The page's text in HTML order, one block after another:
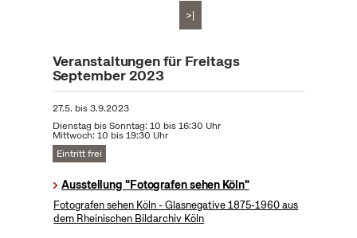
>|
Veranstaltungen für Freitags
September 2023
27.5. bis3.9.2023
Dienstag bis Sonntag: 10 bis 16:30 Uhr
Mittwoch: 10 bis 19:30 Uhr
Eintritt frei
Ausstellung "Fotografen sehen Köln"
Fotografen sehen Köln - Glasnegative 1875-1960 aus
dem Rheinischen Bildarchiv Köln